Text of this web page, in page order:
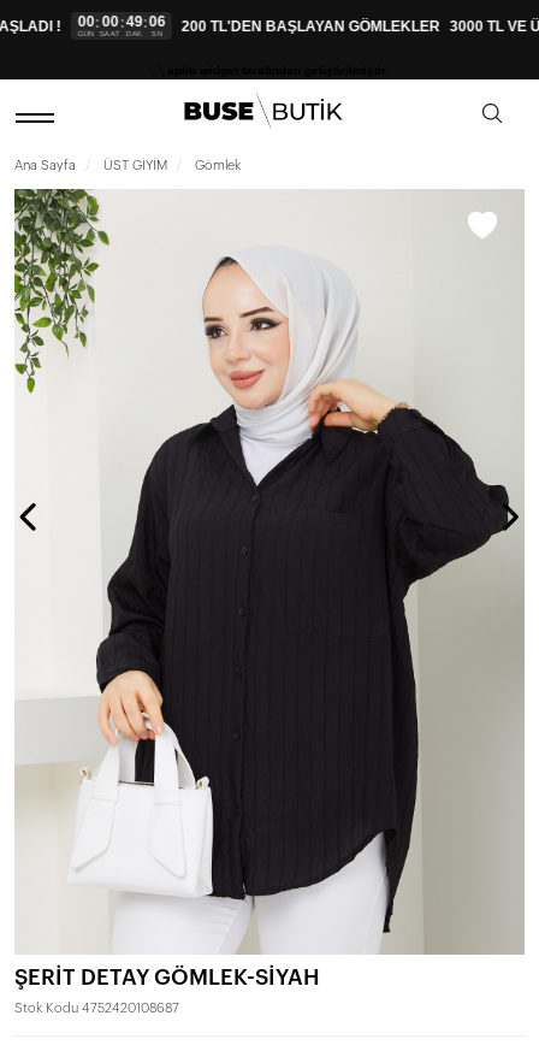
! 00
GÜN
:00
SAAT
:49
DAK
:05
SN 200 TL'DEN BAŞLAYAN GÖMLEKLER 3000 TL VE
Ana Sayfa ÜST GİYİM Gömlek
ŞERİT DETAY GÖMLEK-SİYAH
Stok Kodu 4752420108687